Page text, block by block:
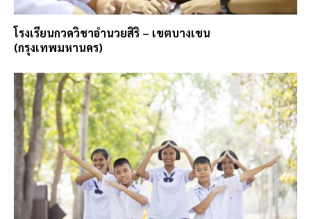
โรงเรียนกวดวิชาอำนวยสิริ – เขตบางเขน
(กรุงเทพมหานคร)